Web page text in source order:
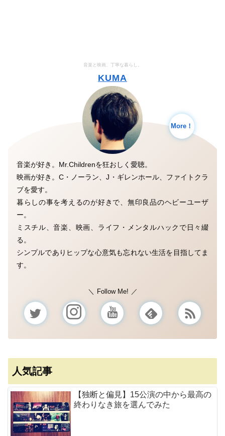
音楽と映画、丁寧な暮らし。
KUMA
More！
音楽が好き。Mr.Childrenを狂おしく愛聴。
映画が好き。C・ノーラン、J・ギレンホール、ファイトクラ
ブを愛す。
暮らしの事を考えるのが好きで、無印良品のヘビーユーザ
ー。
ミスチル、音楽、映画、ライフ・メンタルハックで日々綴
る。
シンプルでありヒップな心意気も忘れない生活を目指してま
す。
Follow Me!
人気記事
【独断と偏見】15公演の中から最高の
終わりなき旅を選んでみた